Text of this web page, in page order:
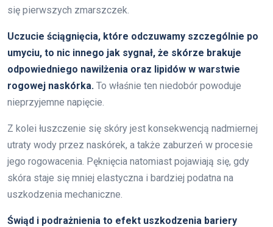
się pierwszych zmarszczek.
Uczucie ściągnięcia, które odczuwamy szczególnie po
umyciu, to nic innego jak sygnał, że skórze brakuje
odpowiedniego nawilżenia oraz lipidów w warstwie
rogowej naskórka. To właśnie ten niedobór powoduje
nieprzyjemne napięcie.
Z kolei łuszczenie się skóry jest konsekwencją nadmiernej
utraty wody przez naskórek, a także zaburzeń w procesie
jego rogowacenia. Pęknięcia natomiast pojawiają się, gdy
skóra staje się mniej elastyczna i bardziej podatna na
uszkodzenia mechaniczne.
Świąd i podrażnienia to efekt uszkodzenia bariery